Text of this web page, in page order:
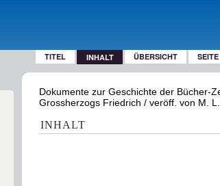
TITEL INHALT ÜBERSICHT SEITE
Dokumente zur Geschichte der Bücher-
Grossherzogs Friedrich / veröff. von M.
INHALT